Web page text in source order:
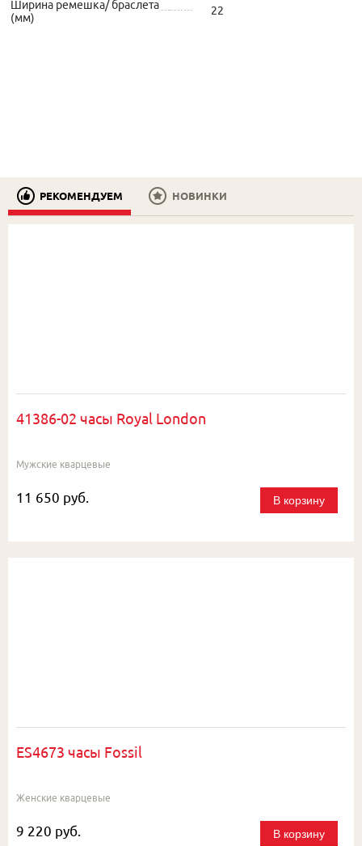
Ширина ремешка/ браслета
(мм)
22
РЕКОМЕНДУЕМ НОВИНКИ
41386-02 часы Royal London
Мужские кварцевые
11 650 руб. В корзину
ES4673 часы Fossil
Женские кварцевые
9 220 руб. В корзину